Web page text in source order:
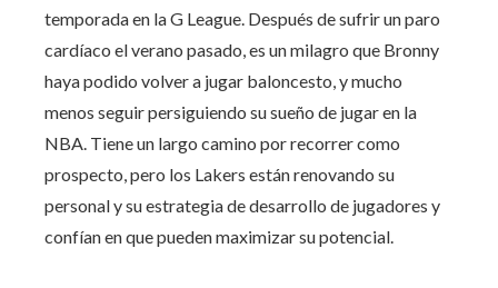
temporada en la G League. Después de sufrir un paro
cardíaco el verano pasado, es un milagro que Bronny
haya podido volver a jugar baloncesto, y mucho
menos seguir persiguiendo su sueño de jugar en la
NBA. Tiene un largo camino por recorrer como
prospecto, pero los Lakers están renovando su
personal y su estrategia de desarrollo de jugadores y
confían en que pueden maximizar su potencial.